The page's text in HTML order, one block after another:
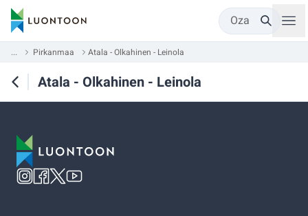
Oza
... Pirkanmaa Atala - Olkahinen - Leinola
Atala - Olkahinen - Leinola